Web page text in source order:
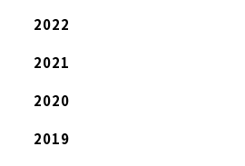
2022
2021
2020
2019